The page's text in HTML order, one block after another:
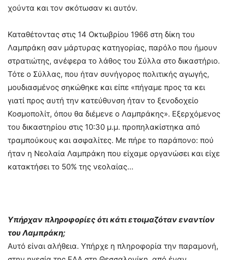
χούντα και τον σκότωσαν κι αυτόν.
Καταθέτοντας στις 14 Οκτωβρίου 1966 στη δίκη του
Λαμπράκη σαν μάρτυρας κατηγορίας, παρόλο που ήμουν
στρατιώτης, ανέφερα το λάθος του Σύλλα στο δικαστήριο.
Τότε ο Σύλλας, που ήταν συνήγορος πολιτικής αγωγής,
μουδιασμένος σηκώθηκε και είπε «πήγαμε προς τα κει
γιατί προς αυτή την κατεύθυνση ήταν το ξενοδοχείο
Κοσμοπολίτ, όπου θα διέμενε ο Λαμπράκης». Εξερχόμενος
του δικαστηρίου στις 10:30 μ.μ. προπηλακίστηκα από
τραμπούκους και ασφαλίτες. Με πήρε το παράπονο: πού
ήταν η Νεολαία Λαμπράκη που είχαμε οργανώσει και είχε
κατακτήσει το 50% της νεολαίας…
Υπήρχαν πληροφορίες ότι κάτι ετοιμαζόταν εναντίον
του Λαμπράκη;
Αυτό είναι αλήθεια. Υπήρχε η πληροφορία την παραμονή,